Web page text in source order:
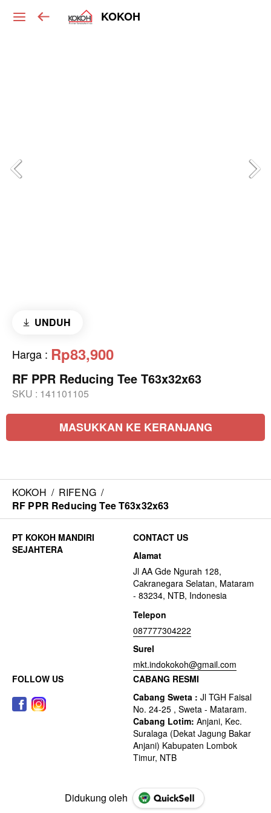
KOKOH
UNDUH
Harga : Rp83,900
RF PPR Reducing Tee T63x32x63
SKU : 141101105
MASUKKAN KE KERANJANG
KOKOH / RIFENG /
RF PPR Reducing Tee T63x32x63
CONTACT US
Alamat
Jl AA Gde Ngurah 128,
Cakranegara Selatan, Mataram
- 83234, NTB, Indonesia
Telepon
087777304222
Surel
mkt.indokokoh@gmail.com
FOLLOW US
CABANG RESMI
Didukung oleh